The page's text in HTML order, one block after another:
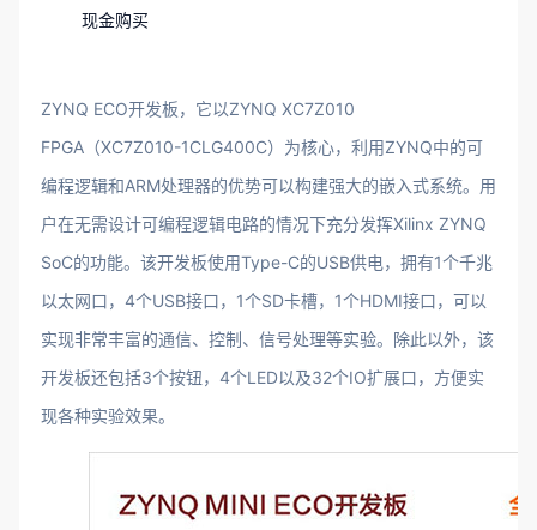
现金购买
ZYNQ ECO开发板，它以ZYNQ XC7Z010
FPGA（XC7Z010-1CLG400C）为核心，利用ZYNQ中的可
编程逻辑和ARM处理器的优势可以构建强大的嵌入式系统。用
户在无需设计可编程逻辑电路的情况下充分发挥Xilinx ZYNQ
SoC的功能。该开发板使用Type-C的USB供电，拥有1个千兆
以太网口，4个USB接口，1个SD卡槽，1个HDMI接口，可以
实现非常丰富的通信、控制、信号处理等实验。除此以外，该
开发板还包括3个按钮，4个LED以及32个IO扩展口，方便实
现各种实验效果。